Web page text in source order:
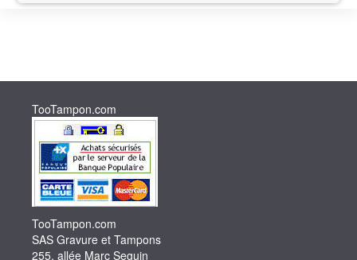
TooTampon.com
TooTampon.com
SAS Gravure et Tampons
255, allée Marc Seguin